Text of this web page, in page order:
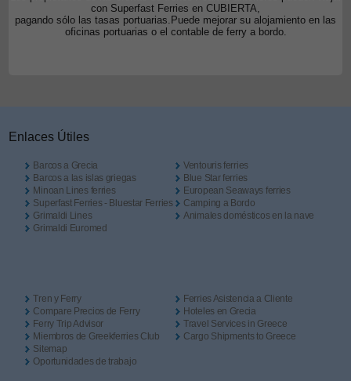
con Superfast Ferries en CUBIERTA,
pagando sólo las tasas portuarias.Puede mejorar su alojamiento en las
oficinas portuarias o el contable de ferry a bordo.
Enlaces Útiles
Barcos a Grecia
Barcos a las islas griegas
Minoan Lines ferries
Superfast Ferries - Bluestar Ferries
Grimaldi Lines
Grimaldi Euromed
Ventouris ferries
Blue Star ferries
European Seaways ferries
Camping a Bordo
Animales domésticos en la nave
Tren y Ferry
Compare Precios de Ferry
Ferry Trip Advisor
Miembros de Greekferries Club
Sitemap
Oportunidades de trabajo
Ferries Asistencia a Cliente
Hoteles en Grecia
Travel Services in Greece
Cargo Shipments to Greece